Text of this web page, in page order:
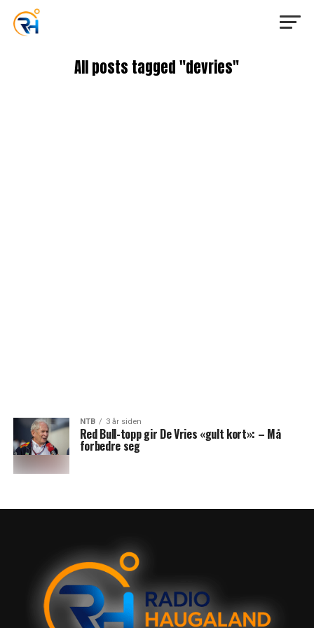
All posts tagged "devries"
NTB 3 år siden
Red Bull-topp gir De Vries «gult kort»: – Må
forbedre seg